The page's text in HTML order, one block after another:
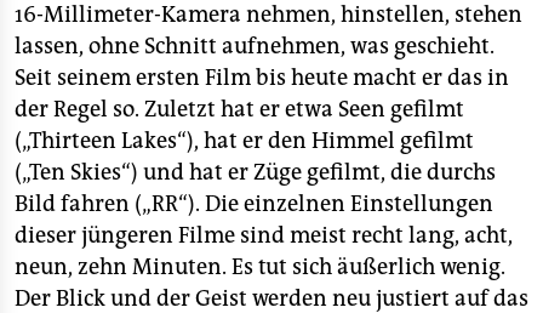
16-Millimeter-Kamera nehmen, hinstellen, stehen
lassen, ohne Schnitt aufnehmen, was geschieht.
Seit seinem ersten Film bis heute macht er das in
der Regel so. Zuletzt hat er etwa Seen gefilmt
(„Thirteen Lakes“), hat er den Himmel gefilmt
(„Ten Skies“) und hat er Züge gefilmt, die durchs
Bild fahren („RR“). Die einzelnen Einstellungen
dieser jüngeren Filme sind meist recht lang, acht,
neun, zehn Minuten. Es tut sich äußerlich wenig.
Der Blick und der Geist werden neu justiert auf das